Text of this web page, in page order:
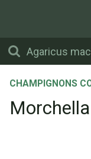
CHAMPIGNONS